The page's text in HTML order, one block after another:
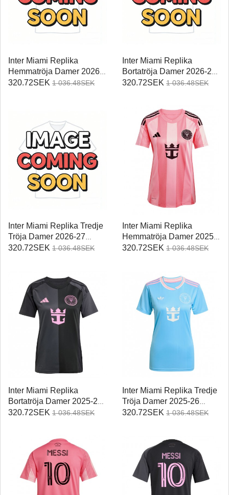
Inter Miami Replika
Hemmatröja Damer 2026-
27 Kortärmad
320.72SEK 1 036.48SEK
Inter Miami Replika
Bortatröja Damer 2026-27
Kortärmad
320.72SEK 1 036.48SEK
Inter Miami Replika Tredje
Tröja Damer 2026-27
Kortärmad
320.72SEK 1 036.48SEK
Inter Miami Replika
Hemmatröja Damer 2025-
26 Kortärmad
320.72SEK 1 036.48SEK
Inter Miami Replika
Bortatröja Damer 2025-26
Kortärmad
320.72SEK 1 036.48SEK
Inter Miami Replika Tredje
Tröja Damer 2025-26
Kortärmad
320.72SEK 1 036.48SEK